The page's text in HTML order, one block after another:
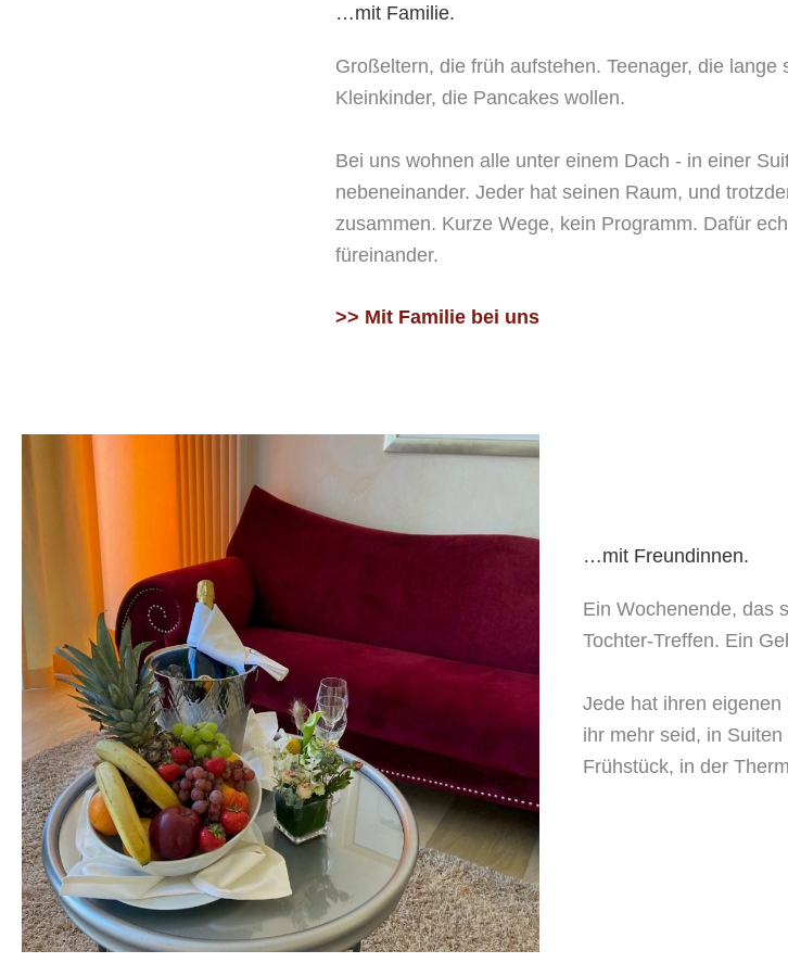
…mit Familie.
Großeltern, die früh aufstehen. Teenager, die lange
Kleinkinder, die Pancakes wollen.
Bei uns wohnen alle unter einem Dach - in einer
nebeneinander. Jeder hat seinen Raum, und
zusammen. Kurze Wege, kein Programm. Dafür
füreinander.
>> Mit Familie bei uns
…mit Freundinnen.
Ein Wochenende, das
Tochter-Treffen. Ein
Jede hat ihren
ihr mehr seid, in
Frühstück, in der